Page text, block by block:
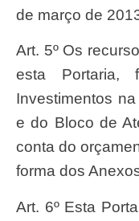
de março de
Art. 5º Os recursos orçamentários, de que trata
esta Portaria,
Investimentos
e do Bloco de
conta do
forma dos
Art. 6º Esta Portaria entra em vigor na data de